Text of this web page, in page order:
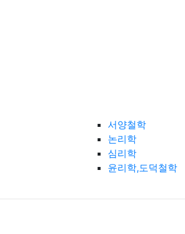
서양철학
논리학
심리학
윤리학,도덕철학